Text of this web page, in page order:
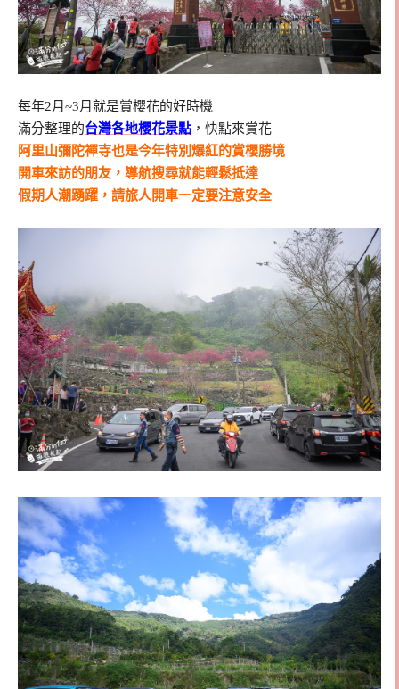
每年2月~3月就是賞櫻花的好時機
滿分整理的台灣各地櫻花景點 ，快點來賞花
阿里山彌陀襌寺也是今年特別爆紅的賞櫻勝境
開車來訪的朋友，導航搜尋就能輕鬆抵達
假期人潮踴躍，請旅人開車一定要注意安全